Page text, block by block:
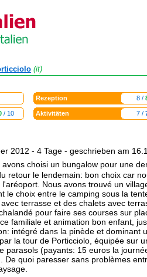
(it)
Rezeption 8 /
/ 10 Aktivitäten 7 /
2012 - 4 Tage - geschrieben am
avons choisi un bungalow pour une
retour le lendemain: bon choix car
Nous avons trouvé un
le choix entre le camping sous la
terrasse et des chalets avec
pour faire ses courses sur
familiale et animation bon enfant,
intégré dans la pinède et dominant
la tour de Porticciolo, équipée sur
parasols (payants: 15 euros la
De quoi paresser sans problèmes